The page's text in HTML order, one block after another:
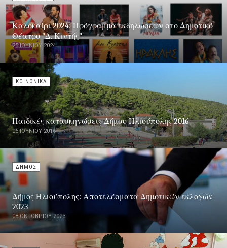
Καλοκαίρι 2024: Πρόγραμμα εκδηλώσεων στο Δημοτικό
Θέατρο "Δ. Κιντής"
25 ΙΟΥΝΊΟΥ 2024
ΚΟΙΝΩΝΙΚΑ
Παιδικές κατασκηνώσεις Δήμου Ηλιούπολης 2016
06 ΙΟΥΝΊΟΥ 2016
ΔΗΜΟΣ
Δήμος Ηλιούπολης: Αποτελέσματα Δημοτικών εκλογών
2023
08 ΟΚΤΩΒΡΊΟΥ 2023